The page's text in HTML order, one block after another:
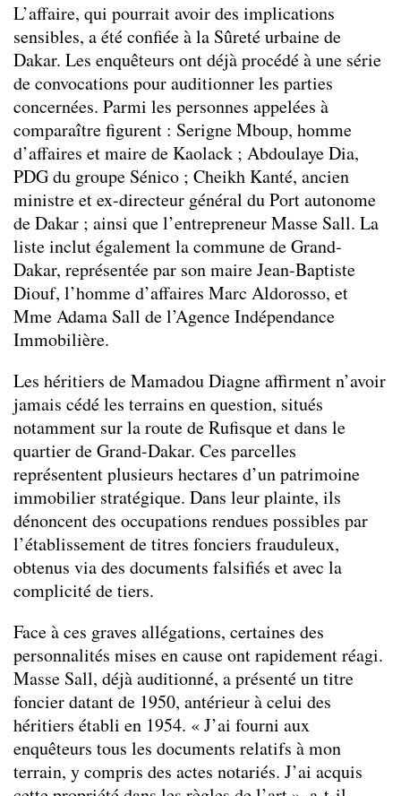
L’affaire, qui pourrait avoir des implications
sensibles, a été confiée à la Sûreté urbaine de
Dakar. Les enquêteurs ont déjà procédé à une série
de convocations pour auditionner les parties
concernées. Parmi les personnes appelées à
comparaître figurent : Serigne Mboup, homme
d’affaires et maire de Kaolack ; Abdoulaye Dia,
PDG du groupe Sénico ; Cheikh Kanté, ancien
ministre et ex-directeur général du Port autonome
de Dakar ; ainsi que l’entrepreneur Masse Sall. La
liste inclut également la commune de Grand-
Dakar, représentée par son maire Jean-Baptiste
Diouf, l’homme d’affaires Marc Aldorosso, et
Mme Adama Sall de l’Agence Indépendance
Immobilière.
Les héritiers de Mamadou Diagne affirment n’avoir
jamais cédé les terrains en question, situés
notamment sur la route de Rufisque et dans le
quartier de Grand-Dakar. Ces parcelles
représentent plusieurs hectares d’un patrimoine
immobilier stratégique. Dans leur plainte, ils
dénoncent des occupations rendues possibles par
l’établissement de titres fonciers frauduleux,
obtenus via des documents falsifiés et avec la
complicité de tiers.
Face à ces graves allégations, certaines des
personnalités mises en cause ont rapidement réagi.
Masse Sall, déjà auditionné, a présenté un titre
foncier datant de 1950, antérieur à celui des
héritiers établi en 1954. « J’ai fourni aux
enquêteurs tous les documents relatifs à mon
terrain, y compris des actes notariés. J’ai acquis